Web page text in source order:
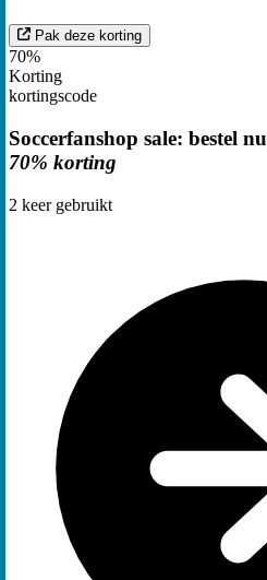
Pak deze korting
70%
Korting
kortingscode
Soccerfanshop sale: bestel nu
70% korting
2 keer gebruikt